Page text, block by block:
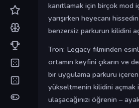
kanıtlamak için birçok mod
yarışırken heyecanı
benzersiz parkurun kilidini
Tron: Legacy filminden
ortamın keyfini çıkarın ve
bir uygulama parkuru
yükseltmenin kilidini açmak
ulaşacağınızı öğrenin –